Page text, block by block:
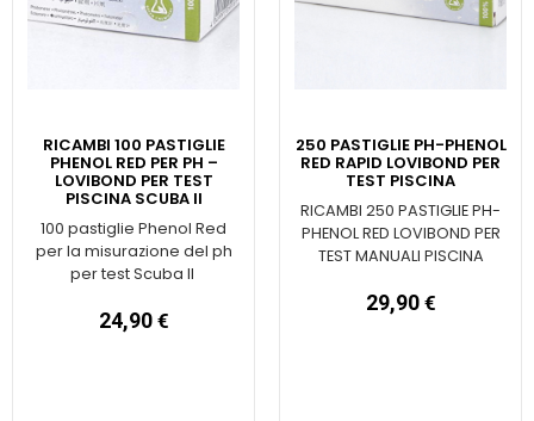
RICAMBI 100 PASTIGLIE
PHENOL RED PER PH –
LOVIBOND PER TEST
PISCINA SCUBA II
100 pastiglie Phenol Red
per la misurazione del ph
per test Scuba II
24,90 €
250 PASTIGLIE PH-PHENOL
RED RAPID LOVIBOND PER
TEST PISCINA
RICAMBI 250 PASTIGLIE PH-
PHENOL RED LOVIBOND PER
TEST MANUALI PISCINA
29,90 €